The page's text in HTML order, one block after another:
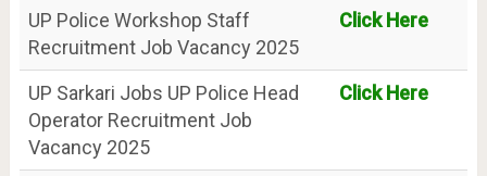
UP Police Workshop Staff
Recruitment Job Vacancy 2025
Click Here
UP Sarkari Jobs UP Police Head
Operator Recruitment Job
Vacancy 2025
Click Here